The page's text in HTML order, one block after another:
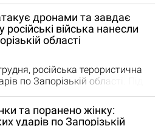
будинки. Крім того, на місцях
На жаль, внаслідок російського
Дружина загиблого пенсіонера
була доставлена…
дронами та завдає
російські війська нанесли
області
російська терористична
по Запорізькій області. Під
та Запорізького районів.
вогню у неділю
та поранено жінку:
ударів по Запорізькій